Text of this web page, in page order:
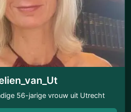
56-jarige vrouw uit Utrecht